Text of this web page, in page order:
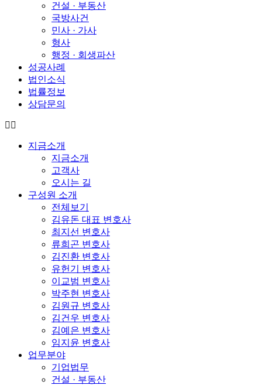
건설 · 부동산
국방사건
민사 · 가사
형사
행정 · 회생파산
성공사례
법인소식
법률정보
상담문의
지금소개
지금소개
고객사
오시는 길
구성원 소개
전체보기
김유돈 대표 변호사
최지선 변호사
류희곤 변호사
김진환 변호사
유헌기 변호사
이교범 변호사
박주현 변호사
김원규 변호사
김건우 변호사
김예은 변호사
임지윤 변호사
업무분야
기업법무
건설 · 부동산